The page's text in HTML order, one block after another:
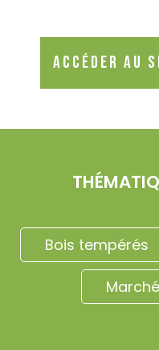
Accéder au
Bois tempérés